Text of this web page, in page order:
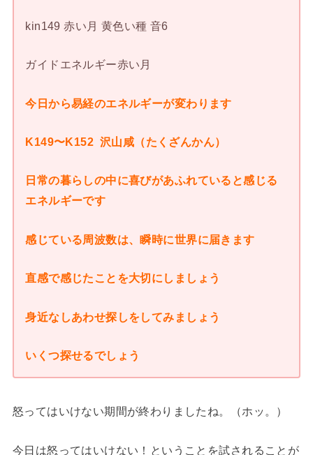
kin149 赤い月 黄色い種 音6
ガイドエネルギー赤い月
今日から易経のエネルギーが変わります
K149〜K152 沢山咸（たくざんかん）
日常の暮らしの中に喜びがあふれていると感じる
エネルギーです
感じている周波数は、瞬時に世界に届きます
直感で感じたことを大切にしましょう
身近なしあわせ探しをしてみましょう
いくつ探せるでしょう
怒ってはいけない期間が終わりましたね。（ホッ。）
今日は怒ってはいけない！ということを試されることが